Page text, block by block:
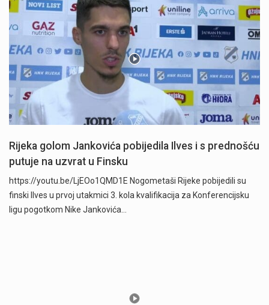
Rijeka golom Jankovića pobijedila Ilves i s prednošću
putuje na uzvrat u Finsku
https://youtu.be/LjEOo1QMD1E Nogometaši Rijeke pobijedili su
finski Ilves u prvoj utakmici 3. kola kvalifikacija za Konferencijsku
ligu pogotkom Nike Jankovića…